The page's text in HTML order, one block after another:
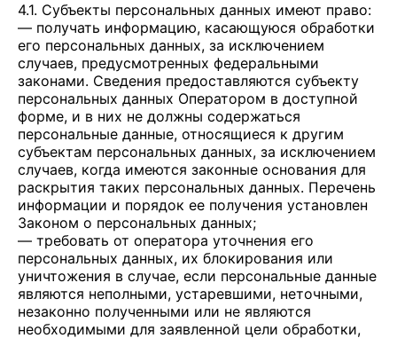
4.1. Субъекты персональных данных имеют право:
— получать информацию, касающуюся обработки
его персональных данных, за исключением
случаев, предусмотренных федеральными
законами. Сведения предоставляются субъекту
персональных данных Оператором в доступной
форме, и в них не должны содержаться
персональные данные, относящиеся к другим
субъектам персональных данных, за исключением
случаев, когда имеются законные основания для
раскрытия таких персональных данных. Перечень
информации и порядок ее получения установлен
Законом о персональных данных;
— требовать от оператора уточнения его
персональных данных, их блокирования или
уничтожения в случае, если персональные данные
являются неполными, устаревшими, неточными,
незаконно полученными или не являются
необходимыми для заявленной цели обработки,